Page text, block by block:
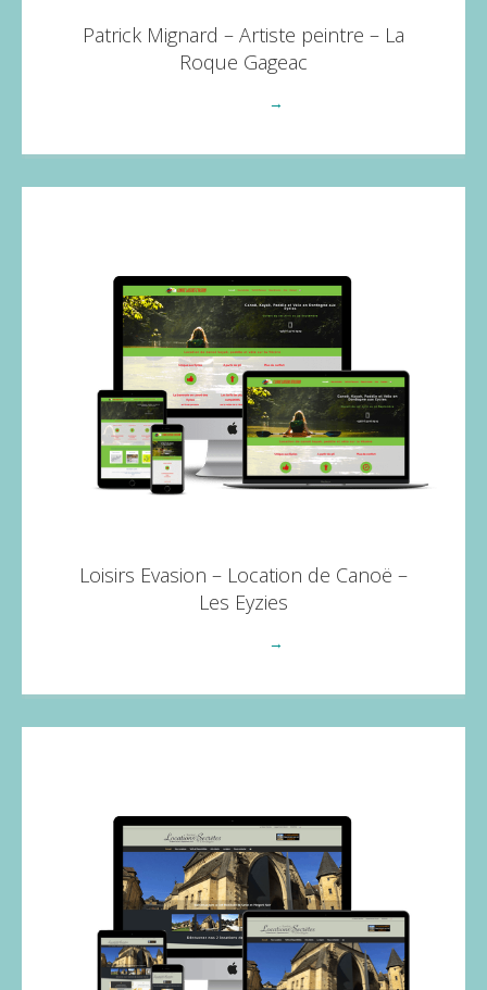
Patrick Mignard – Artiste peintre – La
Roque Gageac
→
Loisirs Evasion – Location de Canoë –
Les Eyzies
→